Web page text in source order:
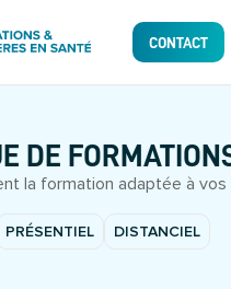
CONTACT
DE
la formation adaptée à vos
PRÉSENTIEL DISTANCIEL